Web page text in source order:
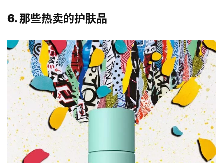
们
美
业
百
科
护
肤
秘
笈
登录
6. 那些热卖的护肤品